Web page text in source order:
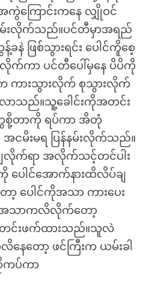
ြောင်းကနေ လျှိုဝင်
းလိုက်သည်။ပင်တီမှာအရည်
ဖြစ်သွားရင်း ပေါင်ကိူစေ့
ကာ ပင်တီပေါ်မှနေ ပိပိကို
ကားသွားလိုက် စုသွားလိုက်
ာသည်။သူ့ခေါင်းကိုအတင်း
စို့တာကို ရပ်ကာ အိတုံ
ငမိးမရ ပြန်နမ်းလိုက်သည်။
က်ရာ အလိုက်သင့်တင်ပါး
ေါင်အောက်နားထိလိပ်ချ
ပေါင်ကိုအသာ ကားပေး
သာကလိလိုက်တော့
တင်းဖက်ထားသည်။သူလဲ
တော့ ဖင်ကြီးက ယမ်းခါ
ကပ်ကာ